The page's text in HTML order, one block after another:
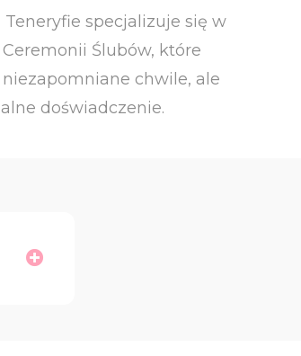
specjalizuje się w
Ślubów, które
chwile, ale
doświadczenie.